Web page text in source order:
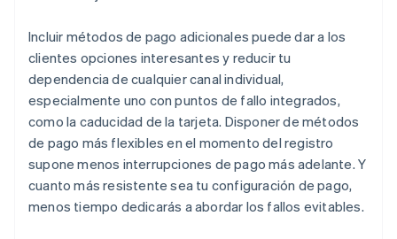
Incluir métodos de pago adicionales puede dar a los
clientes opciones interesantes y reducir tu
dependencia de cualquier canal individual,
especialmente uno con puntos de fallo integrados,
como la caducidad de la tarjeta. Disponer de métodos
de pago más flexibles en el momento del registro
supone menos interrupciones de pago más adelante. Y
cuanto más resistente sea tu configuración de pago,
menos tiempo dedicarás a abordar los fallos evitables.